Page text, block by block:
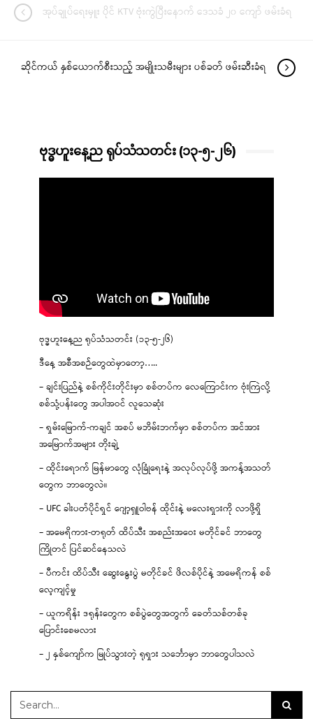
အုပ်ချုပ်ရေးမှူး ပိုင် KTV ဗုံးကွဲပြီးနောက် ဒေသခံ ၂၀ ကျော် ဖမ်းခံရ
ဆိုင်ကယ် နှစ်ယောက်စီးသည့် အမျိုးသမီးများ ပစ်ခတ် ဖမ်းဆီးခံရ
ဗုဒ္ဓဟူးနေ့ည ရုပ်သံသတင်း (၁၃-၅-၂၆)
ဗုဒ္ဓဟူးနေ့ည ရုပ်သံသတင်း (၁၃-၅-၂၆)
ဒီနေ့ အစီအစဉ်တွေထဲမှာတော့…..
– ချင်းပြည်နဲ့ စစ်ကိုင်းတိုင်းမှာ စစ်တပ်က လေကြောင်းက ဗုံးကြဲလို့
စစ်သုံ့ပန်းတွေ အပါအဝင် လူသေဆုံး
– ရှမ်းမြောက်-ကချင် အစပ် မဘိမ်းဘက်မှာ စစ်တပ်က အင်အား
အမြောက်အများ တိုးချဲ့
– ထိုင်းရောက် မြန်မာတွေ လုံခြုံရေးနဲ့ အလုပ်လုပ်ဖို့ အကန့်အသတ်
တွေက ဘာတွေလဲ။
– UFC ခါးပတ်ပိုင်ရှင် ဂျော့ရှူဝါဗန် ထိုင်းနဲ့ မလေးရှားကို လာဖို့ရှိ
– အမေရိကား-တရုတ် ထိပ်သီး အစည်းအဝေး မတိုင်ခင် ဘာတွေ
ကြိုတင် ပြင်ဆင်နေသလဲ
– ပီကင်း ထိပ်သီး ဆွေးနွေးပွဲ မတိုင်ခင် ဖိလစ်ပိုင်နဲ့ အမေရိကန် စစ်
လေ့ကျင့်မှု
– ယူကရိန်း ဒရုန်းတွေက စစ်ပွဲတွေအတွက် ခေတ်သစ်တစ်ခု
ပြောင်းစေမလား
– ၂ နှစ်ကျော်က မြုပ်သွားတဲ့ ရုရှား သင်္ဘောမှာ ဘာတွေပါသလဲ